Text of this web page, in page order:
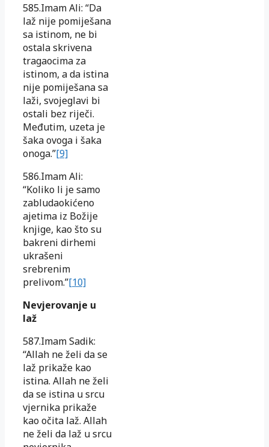
585.Imam Ali: “Da
laž nije pomiješana
sa istinom, ne bi
ostala skrivena
tragaocima za
istinom, a da istina
nije pomiješana sa
laži, svojeglavi bi
ostali bez riječi.
Međutim, uzeta je
šaka ovoga i šaka
onoga.”[9]
586.Imam Ali:
“Koliko li je samo
zabludaokićeno
ajetima iz Božije
knjige, kao što su
bakreni dirhemi
ukrašeni
srebrenim
prelivom.”[10]
Nevjerovanje u
laž
587.Imam Sadik:
“Allah ne želi da se
laž prikaže kao
istina. Allah ne želi
da se istina u srcu
vjernika prikaže
kao očita laž. Allah
ne želi da laž u srcu